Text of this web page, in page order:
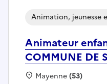
Animateur
COMMUNE DE
Animation, jeunesse
Localisation :
Mayenne(53)